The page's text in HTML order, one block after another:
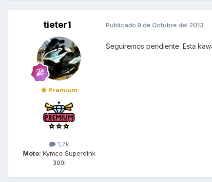
tieter1
Premium
1,7k
Moto: Kymco Superdink
300i
Publicado 9 de Octubre del 2013
Seguiremos pendiente. Esta